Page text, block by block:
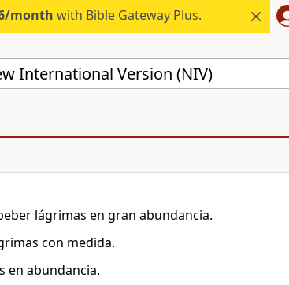
month with Bible Gateway Plus.
International Version (NIV)
lágrimas en gran abundancia.
con medida.
en abundancia.